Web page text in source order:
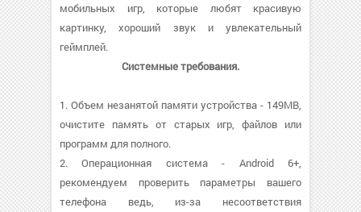
мобильных игр, которые любят красивую
картинку, хороший звук и увлекательный
геймплей.
Системные требования.
1. Объем незанятой памяти устройства - 149MB,
очистите память от старых игр, файлов или
программ для полного.
2. Операционная система - Android 6+,
рекомендуем проверить параметры вашего
телефона ведь, из-за несоответствия